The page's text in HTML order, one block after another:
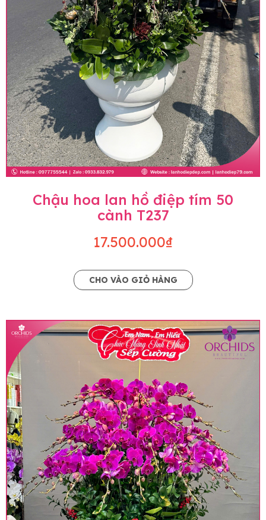
Chậu hoa lan hồ điệp tím 50
cành T237
17.500.000₫
CHO VÀO GIỎ HÀNG